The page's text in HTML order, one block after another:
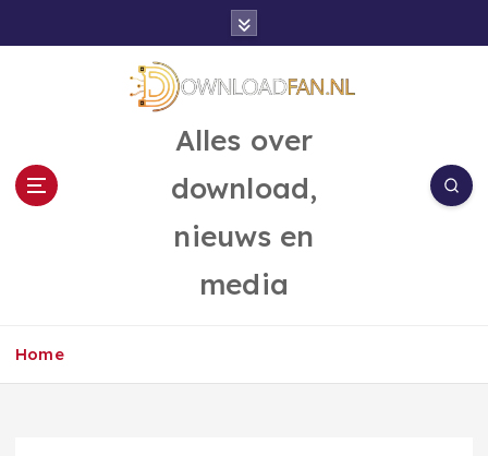
Alles over
download,
nieuws en
media
Home